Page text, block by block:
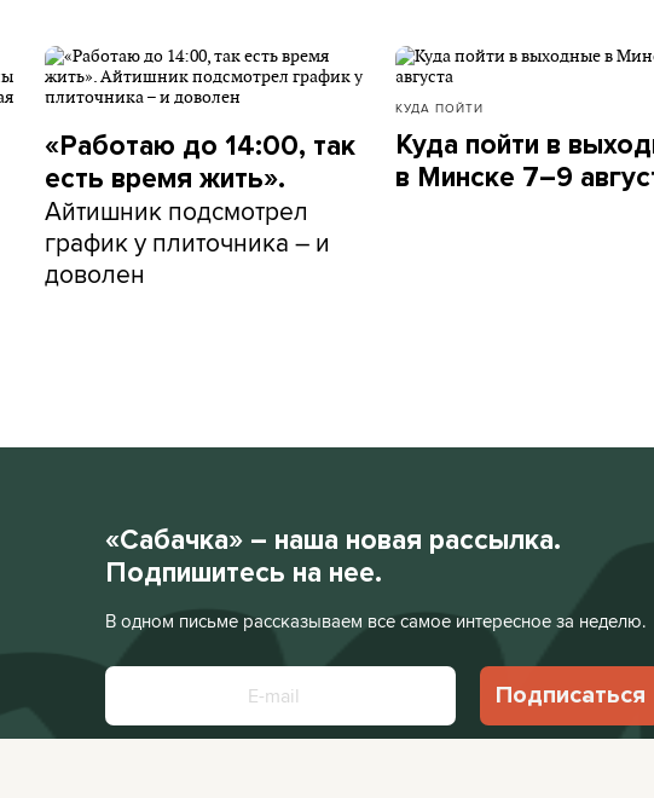
«Работаю до 14:00, так
есть время жить».
Айтишник подсмотрел
график у плиточника – и
доволен
КУДА ПОЙТИ
Куда пойти в
в Минске 7–9
«Сабачка» – наша новая рассылка.
Подпишитесь на нее.
В одном письме рассказываем все самое интересное за неделю.
Подписаться